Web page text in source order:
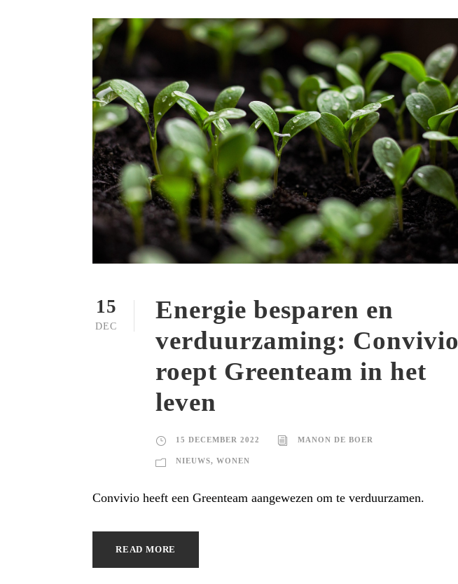
15
DEC
Energie besparen en
verduurzaming: Convivio
roept Greenteam in het
leven
15 DECEMBER 2022 MANON DE BOER
NIEUWS, WONEN
Convivio heeft een Greenteam aangewezen om te verduurzamen.
READ MORE